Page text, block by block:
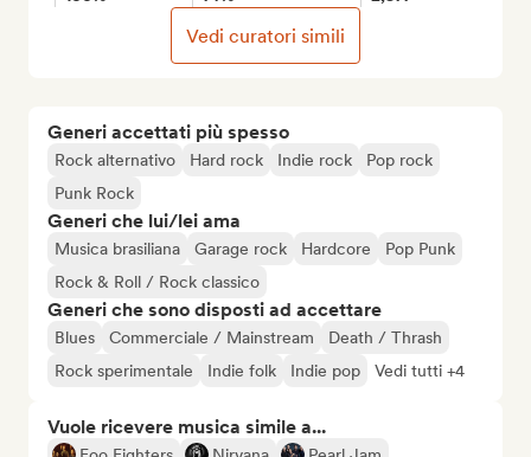
Generi accettati più spesso
Rock alternativo Hard rock Indie rock
Pop rock
Punk Rock
Generi che lui/lei ama
Musica brasiliana Garage rock Hardcore
Pop Punk
Rock & Roll / Rock classico
Generi che sono disposti ad accettare
Blues Commerciale / Mainstream
Death / Thrash
Rock sperimentale
Indie folk Indie pop Vedi tutti +4
Vuole ricevere musica simile a...
Vedi curatori simili